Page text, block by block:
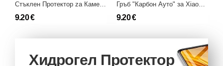
Стъклен Протектор zа Камера nа Xiaomi Redmi 14C
9.20 €
Гръб "Карбон Ауто" за Xiaomi Redmi 14C
9.20 €
Хидрогел Протектор